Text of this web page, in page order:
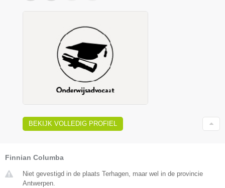
BEKIJK VOLLEDIG PROFIEL
Finnian Columba
Niet gevestigd in de plaats Terhagen, maar wel in de provincie
Antwerpen.